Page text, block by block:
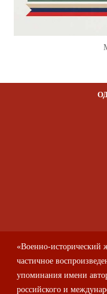
«Военно-исторический
частичное
упоминания имени
российского и